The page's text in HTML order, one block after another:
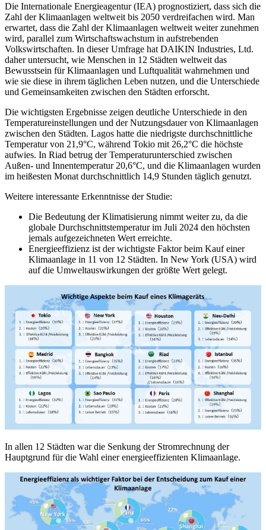
Die Internationale Energieagentur (IEA) prognostiziert, dass sich die
Zahl der Klimaanlagen weltweit bis 2050 verdreifachen wird. Man
erwartet, dass die Zahl der Klimaanlagen weltweit weiter zunehmen
wird, parallel zum Wirtschaftswachstum in aufstrebenden
Volkswirtschaften. In dieser Umfrage hat DAIKIN Industries, Ltd.
daher untersucht, wie Menschen in 12 Städten weltweit das
Bewusstsein für Klimaanlagen und Luftqualität wahrnehmen und
wie sie diese in ihrem täglichen Leben nutzen, und die Unterschiede
und Gemeinsamkeiten zwischen den Städten erforscht.
Die wichtigsten Ergebnisse zeigen deutliche Unterschiede in den
Temperatureinstellungen und der Nutzungsdauer von Klimaanlagen
zwischen den Städten. Lagos hatte die niedrigste durchschnittliche
Temperatur von 21,9°C, während Tokio mit 26,2°C die höchste
aufwies. In Riad betrug der Temperaturunterschied zwischen
Außen- und Innentemperatur 20,6°C, und die Klimaanlagen wurden
im heißesten Monat durchschnittlich 14,9 Stunden täglich genutzt.
Weitere interessante Erkenntnisse der Studie:
Die Bedeutung der Klimatisierung nimmt weiter zu, da die
globale Durchschnittstemperatur im Juli 2024 den höchsten
jemals aufgezeichneten Wert erreichte.
Energieeffizienz ist der wichtigste Faktor beim Kauf einer
Klimaanlage in 11 von 12 Städten. In New York (USA) wird
auf die Umweltauswirkungen der größte Wert gelegt.
In allen 12 Städten war die Senkung der Stromrechnung der
Hauptgrund für die Wahl einer energieeffizienten Klimaanlage.